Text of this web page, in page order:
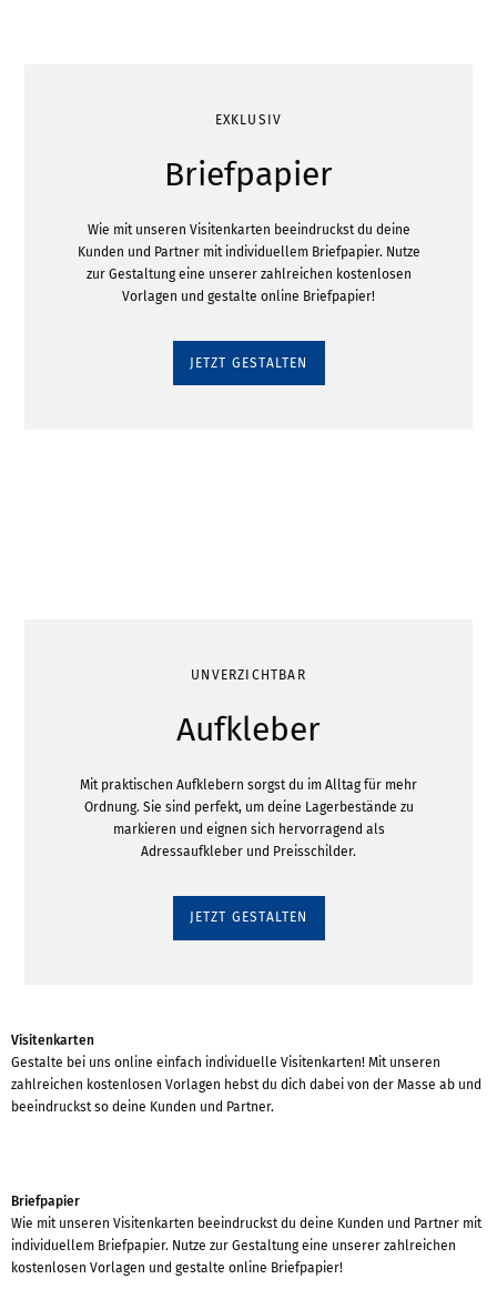
EXKLUSIV
Briefpapier
Wie mit unseren Visitenkarten beeindruckst du deine
Kunden und Partner mit individuellem Briefpapier. Nutze
zur Gestaltung eine unserer zahlreichen kostenlosen
Vorlagen und gestalte online Briefpapier!
JETZT GESTALTEN
UNVERZICHTBAR
Aufkleber
Mit praktischen Aufklebern sorgst du im Alltag für mehr
Ordnung. Sie sind perfekt, um deine Lagerbestände zu
markieren und eignen sich hervorragend als
Adressaufkleber und Preisschilder.
JETZT GESTALTEN
Visitenkarten
Gestalte bei uns online einfach individuelle Visitenkarten! Mit unseren
zahlreichen kostenlosen Vorlagen hebst du dich dabei von der Masse ab und
beeindruckst so deine Kunden und Partner.
Briefpapier
Wie mit unseren Visitenkarten beeindruckst du deine Kunden und Partner mit
individuellem Briefpapier. Nutze zur Gestaltung eine unserer zahlreichen
kostenlosen Vorlagen und gestalte online Briefpapier!